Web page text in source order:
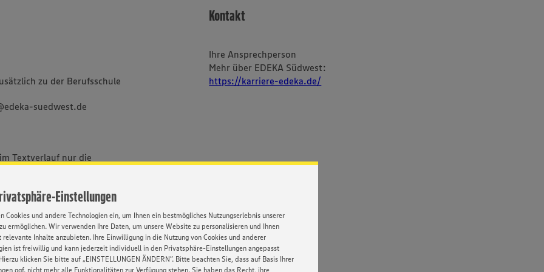
Einstellungen
Cookies und andere Technologien ein, um Ihnen ein bestmögliches Nutzungserlebnis unserer
ermöglichen. Wir verwenden Ihre Daten, um unsere Website zu personalisieren und Ihnen
relevante Inhalte anzubieten. Ihre Einwilligung in die Nutzung von Cookies und anderer
ist freiwillig und kann jederzeit individuell in den Privatsphäre-Einstellungen angepasst
klicken Sie bitte auf „EINSTELLUNGEN ÄNDERN”. Bitte beachten Sie, dass auf Basis Ihrer
ggf. nicht mehr alle Funktionalitäten zur Verfügung stehen. Sie haben das Recht, ihre
zu der Berufsschule
suedwest.de
Textverlauf nur die
uns alle Menschen -
und sozialer Herkunft,
und Identität.
Kontakt
Ihre Ansprechperson
Mehr über EDEKA Südwest:
https://karriere-edeka.de/